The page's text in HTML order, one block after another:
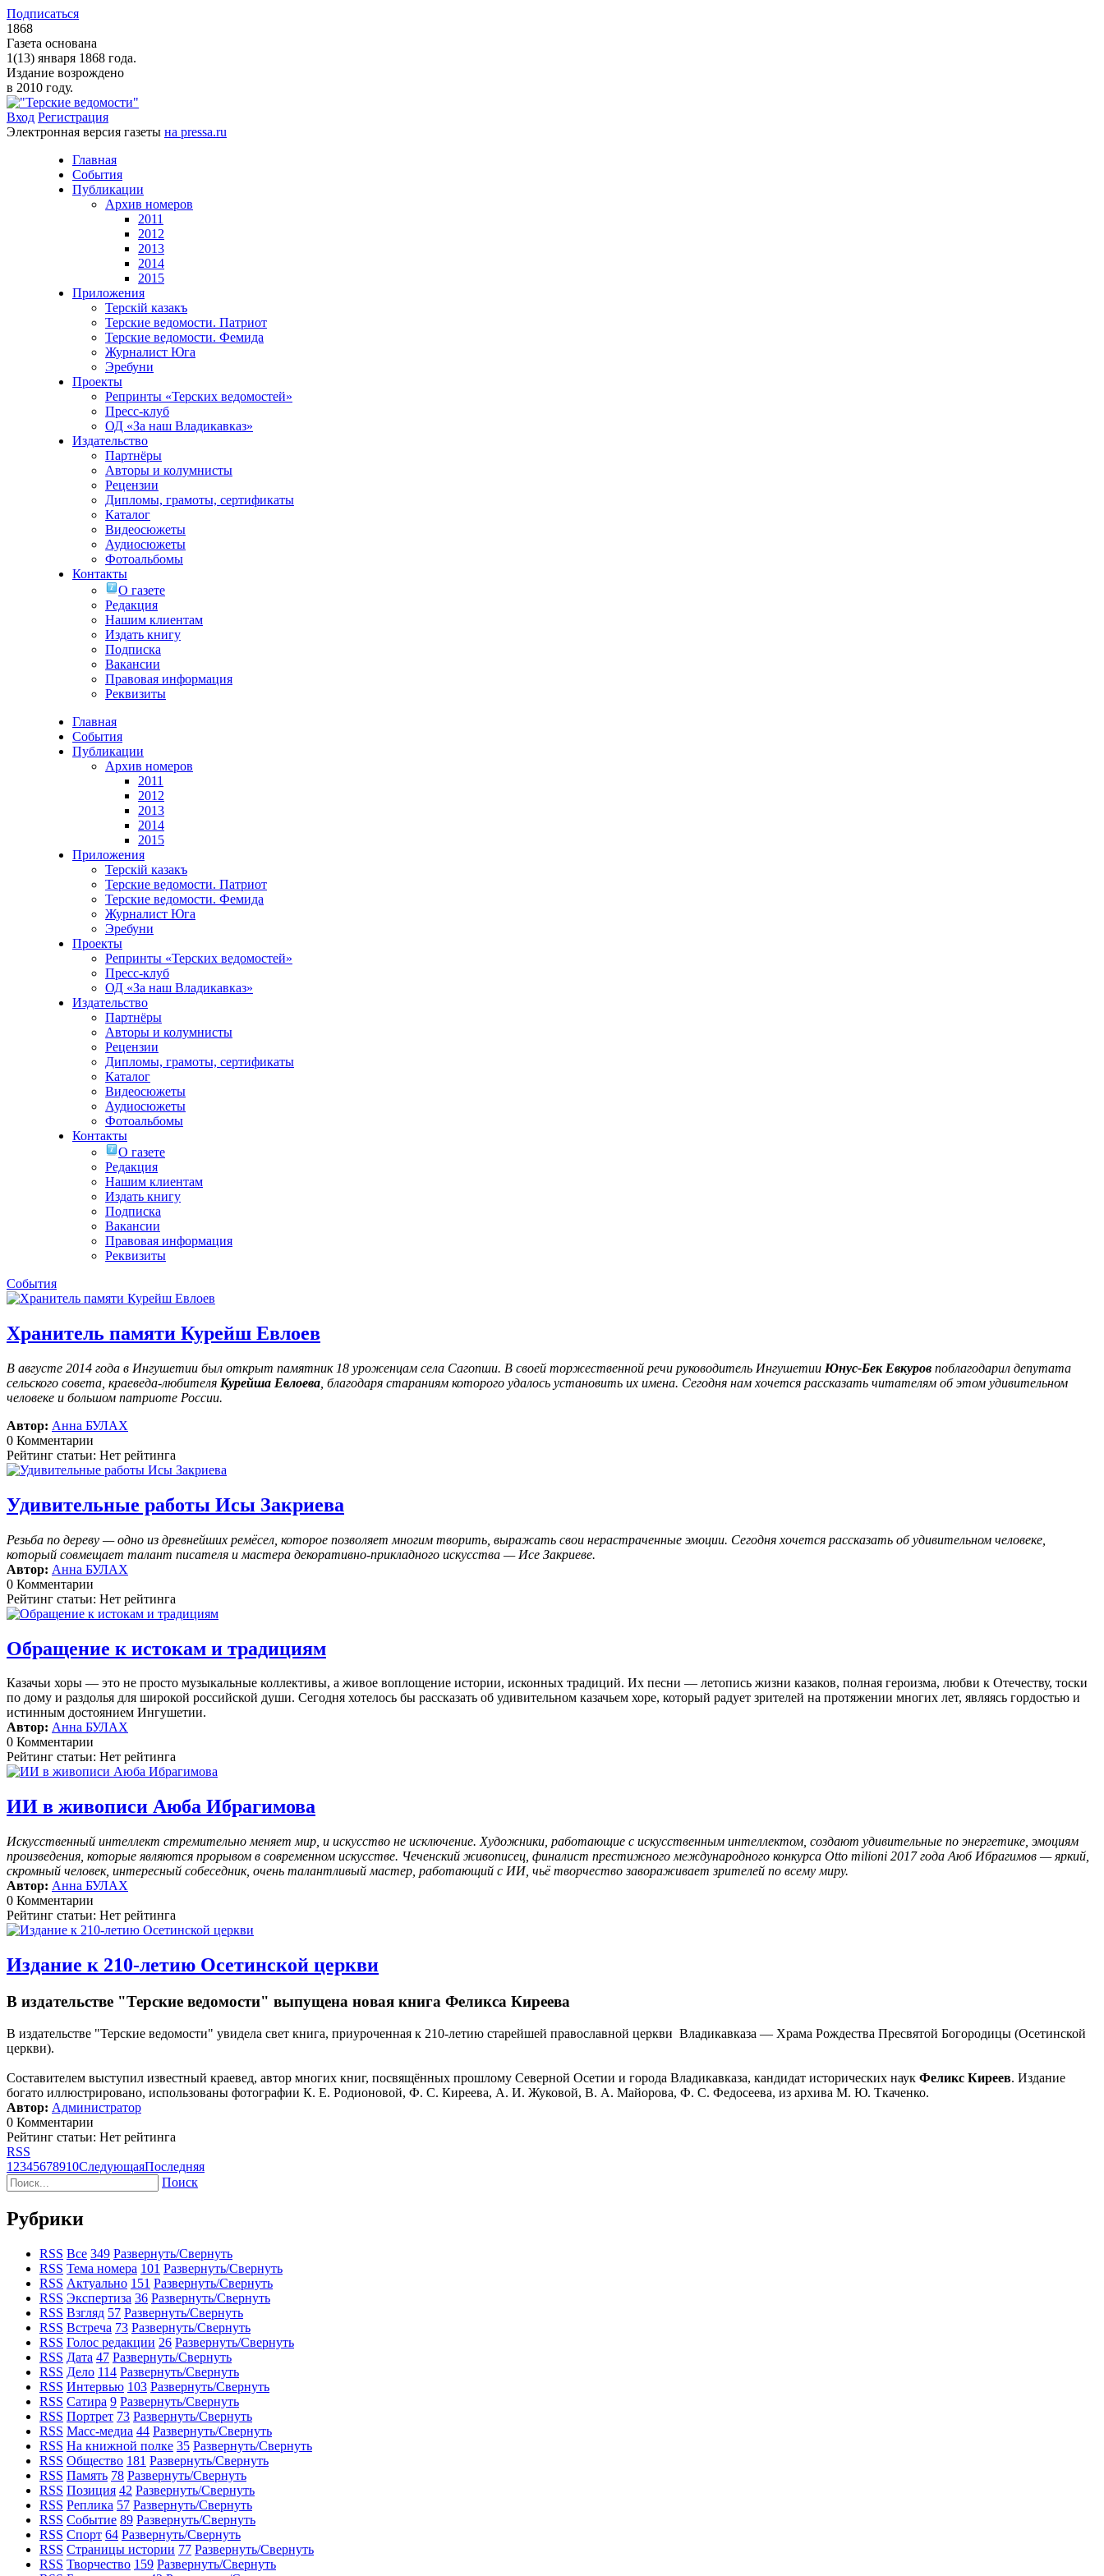
Подписаться
1868
Газета основана
1(13) января 1868 года.
Издание возрождено
в 2010 году.
Вход Регистрация
Электронная версия газеты на pressa.ru
Главная
События
Публикации
Архив номеров
2011
2012
2013
2014
2015
Приложения
Терскiй казакъ
Терские ведомости. Патриот
Терские ведомости. Фемида
Журналист Юга
Эребуни
Проекты
Репринты «Терских ведомостей»
Пресс-клуб
ОД «За наш Владикавказ»
Издательство
Партнёры
Авторы и колумнисты
Рецензии
Дипломы, грамоты, сертификаты
Каталог
Видеосюжеты
Аудиосюжеты
Фотоальбомы
Контакты
О газете
Редакция
Нашим клиентам
Издать книгу
Подписка
Вакансии
Правовая информация
Реквизиты
Главная
События
Публикации
Архив номеров
2011
2012
2013
2014
2015
Приложения
Терскiй казакъ
Терские ведомости. Патриот
Терские ведомости. Фемида
Журналист Юга
Эребуни
Проекты
Репринты «Терских ведомостей»
Пресс-клуб
ОД «За наш Владикавказ»
Издательство
Партнёры
Авторы и колумнисты
Рецензии
Дипломы, грамоты, сертификаты
Каталог
Видеосюжеты
Аудиосюжеты
Фотоальбомы
Контакты
О газете
Редакция
Нашим клиентам
Издать книгу
Подписка
Вакансии
Правовая информация
Реквизиты
События
Хранитель памяти Курейш Евлоев
В августе 2014 года в Ингушетии был открыт памятник 18 уроженцам села Сагопши. В своей торжественной речи руководитель Ингушетии Юнус-Бек Евкуров поблагодарил депутата
сельского совета, краеведа-любителя Курейша Евлоева , благодаря стараниям которого удалось установить их имена. Сегодня нам хочется рассказать читателям об этом удивительном
человеке и большом патриоте России.
Автор: Анна БУЛАХ
0 Комментарии
Рейтинг статьи: Нет рейтинга
Удивительные работы Исы Закриева
Резьба по дереву — одно из древнейших ремёсел, которое позволяет многим творить, выражать свои нерастраченные эмоции. Сегодня хочется рассказать об удивительном человеке,
который совмещает талант писателя и мастера декоративно-прикладного искусства — Исе Закриеве.
Автор: Анна БУЛАХ
0 Комментарии
Рейтинг статьи: Нет рейтинга
Обращение к истокам и традициям
Казачьи хоры — это не просто музыкальные коллективы, а живое воплощение истории, исконных традиций. Их песни — летопись жизни казаков, полная героизма, любви к Отечеству, тоски
по дому и раздолья для широкой российской души. Сегодня хотелось бы рассказать об удивительном казачьем хоре, который радует зрителей на протяжении многих лет, являясь гордостью и
истинным достоянием Ингушетии.
Автор: Анна БУЛАХ
0 Комментарии
Рейтинг статьи: Нет рейтинга
ИИ в живописи Аюба Ибрагимова
Искусственный интеллект стремительно меняет мир, и искусство не исключение. Художники, работающие с искусственным интеллектом, создают удивительные по энергетике, эмоциям
произведения, которые являются прорывом в современном искусстве. Чеченский живописец, финалист престижного международного конкурса Otto milioni 2017 года Аюб Ибрагимов — яркий,
скромный человек, интересный собеседник, очень талантливый мастер, работающий с ИИ, чьё творчество завораживает зрителей по всему миру.
Автор: Анна БУЛАХ
0 Комментарии
Рейтинг статьи: Нет рейтинга
Издание к 210-летию Осетинской церкви
В издательстве "Терские ведомости" выпущена новая книга Феликса Киреева
В издательстве "Терские ведомости" увидела свет книга, приуроченная к 210-летию старейшей православной церкви Владикавказа — Храма Рождества Пресвятой Богородицы (Осетинской
церкви).
Составителем выступил известный краевед, автор многих книг, посвящённых прошлому Северной Осетии и города Владикавказа, кандидат исторических наук Феликс Киреев. Издание
богато иллюстрировано, использованы фотографии К. Е. Родионовой, Ф. С. Киреева, А. И. Жуковой, В. А. Майорова, Ф. С. Федосеева, из архива М. Ю. Ткаченко.
Автор: Администратор
0 Комментарии
Рейтинг статьи: Нет рейтинга
RSS
1 2345678910СледующаяПоследняя
Поиск
Рубрики
RSS Все 349 Развернуть/Свернуть
RSS Тема номера 101 Развернуть/Свернуть
RSS Актуально 151 Развернуть/Свернуть
RSS Экспертиза 36 Развернуть/Свернуть
RSS Взгляд 57 Развернуть/Свернуть
RSS Встреча 73 Развернуть/Свернуть
RSS Голос редакции 26 Развернуть/Свернуть
RSS Дата 47 Развернуть/Свернуть
RSS Дело 114 Развернуть/Свернуть
RSS Интервью 103 Развернуть/Свернуть
RSS Сатира 9 Развернуть/Свернуть
RSS Портрет 73 Развернуть/Свернуть
RSS Масс-медиа 44 Развернуть/Свернуть
RSS На книжной полке 35 Развернуть/Свернуть
RSS Общество 181 Развернуть/Свернуть
RSS Память 78 Развернуть/Свернуть
RSS Позиция 42 Развернуть/Свернуть
RSS Реплика 57 Развернуть/Свернуть
RSS Событие 89 Развернуть/Свернуть
RSS Спорт 64 Развернуть/Свернуть
RSS Страницы истории 77 Развернуть/Свернуть
RSS Творчество 159 Развернуть/Свернуть